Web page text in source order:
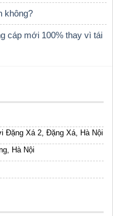
không?
cáp mới 100% thay vì tái
Đặng Xá 2, Đặng Xá, Hà Nội
Hà Nội